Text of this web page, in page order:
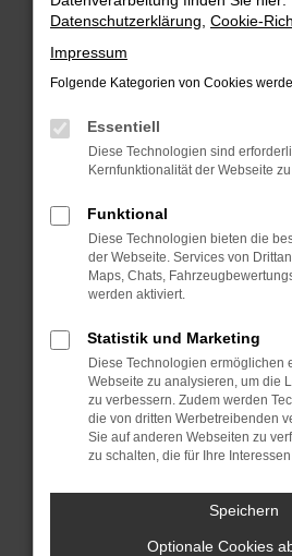
Fehler: Network
Beim Laden ist ein Fehler
Hier sind ein paar Tipps, die
Überprüfe deine
Internetverbindung.
deine Suchmaschine?
Prüfe deine
Manche Erweiterungen,
können das Laden
anderen Browser oder in
Fenster?
Starte dein Gerät neu.
Das kann manchmal
vorübergehende
Stelle sicher, dass dein
Betriebssystem auf dem
Datenschutzerklärung Cookie-
Impressum
Folgende Kategorien von Cookies
Essentiell
Diese Technologien sind
Kernfunktionalität der Webseite
Funktional
Diese Technologien bieten die
der Webseite. Services von
Maps, Chats,
werden aktiviert.
Statistik und Marketing
Diese Technologien ermöglichen
Webseite zu analysieren, um die
zu verbessern. Zudem werden
die von dritten Werbetreibenden
Sie auf anderen Webseiten zu
zu schalten, die für Ihre
Speichern
Optionale Cookies